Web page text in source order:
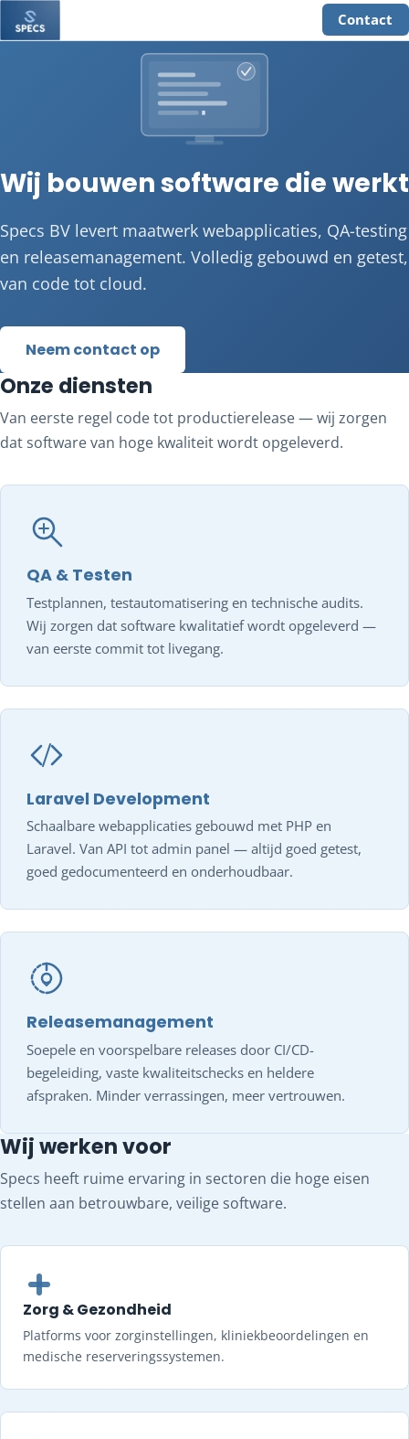
Contact
Wij bouwen software die werkt
Specs BV levert maatwerk webapplicaties, QA-testing
en releasemanagement. Volledig gebouwd en getest,
van code tot cloud.
Neem contact op
Onze diensten
Van eerste regel code tot productierelease — wij zorgen
dat software van hoge kwaliteit wordt opgeleverd.
QA & Testen
Testplannen, testautomatisering en technische audits.
Wij zorgen dat software kwalitatief wordt opgeleverd —
van eerste commit tot livegang.
Laravel Development
Schaalbare webapplicaties gebouwd met PHP en
Laravel. Van API tot admin panel — altijd goed getest,
goed gedocumenteerd en onderhoudbaar.
Releasemanagement
Soepele en voorspelbare releases door CI/CD-
begeleiding, vaste kwaliteitschecks en heldere
afspraken. Minder verrassingen, meer vertrouwen.
Wij werken voor
Specs heeft ruime ervaring in sectoren die hoge eisen
stellen aan betrouwbare, veilige software.
Zorg & Gezondheid
Platforms voor zorginstellingen, kliniekbeoordelingen en
medische reserveringssystemen.